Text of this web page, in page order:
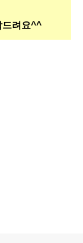
드려요^^